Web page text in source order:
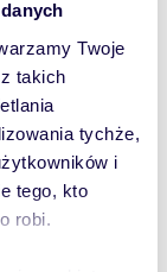
Twoje
takich
tychże,
i
tego, kto
robi.